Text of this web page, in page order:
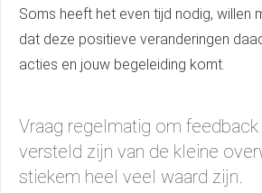
Soms heeft het even tijd nodig, willen
dat deze positieve veranderingen
acties en jouw begeleiding komt.
Vraag regelmatig om
versteld zijn van de kleine
stiekem heel veel waard zijn.